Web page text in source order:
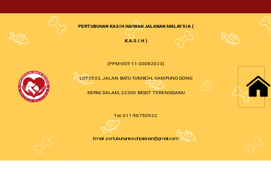
PERTUBUHAN KASIH HAIWAN JALANAN MALAYSIA (
K.A.S.I.H )
(PPM-005-11-20082023)
LOT3533, JALAN BATU TUMBOH, KAMPUNG GONG
KEPAS DALAM, 22200 BESUT TERENGGANU
Tel: 011-56750922
Email: pertubuhankasihjalanan@gmail.com